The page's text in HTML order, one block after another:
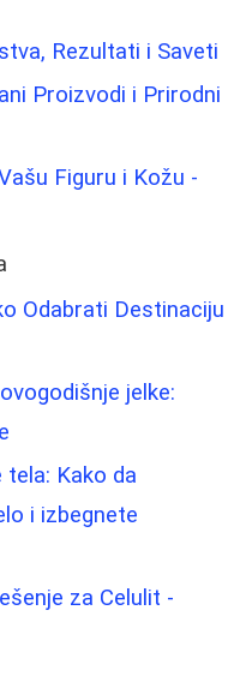
Rezultati i Saveti
Proizvodi i Prirodni
Figuru i Kožu -
Odabrati Destinaciju
jelke:
Kako da
i izbegnete
za Celulit -